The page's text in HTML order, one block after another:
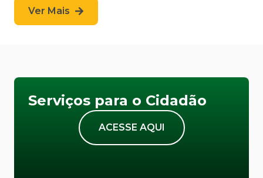
Ver Mais
Serviços para o Cidadão
ACESSE AQUI